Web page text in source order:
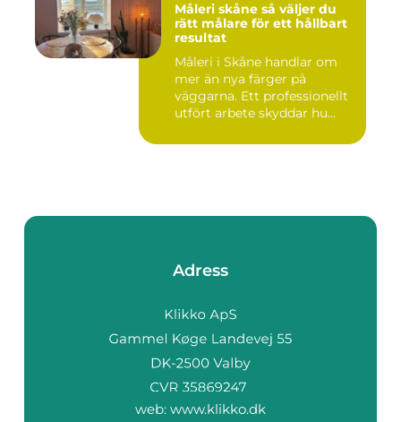
Måleri skåne så väljer du
rätt målare för ett hållbart
resultat
Måleri i Skåne handlar om
mer än nya färger på
väggarna. Ett professionellt
utfört arbete skyddar hu...
Adress
web: www.klikko.dk